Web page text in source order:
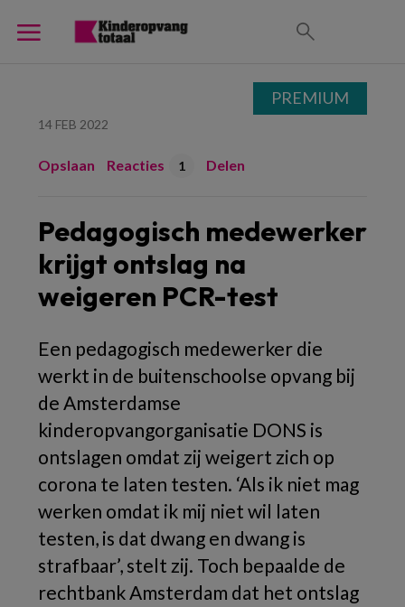
14 FEB 2022
Opslaan Reacties 1 Delen
Pedagogisch medewerker
krijgt ontslag na
weigeren PCR-test
Een pedagogisch medewerker die
werkt in de buitenschoolse opvang bij
de Amsterdamse
kinderopvangorganisatie DONS is
ontslagen omdat zij weigert zich op
corona te laten testen. ‘Als ik niet mag
werken omdat ik mij niet wil laten
testen, is dat dwang en dwang is
strafbaar’, stelt zij. Toch bepaalde de
rechtbank Amsterdam dat het ontslag
PREMIUM